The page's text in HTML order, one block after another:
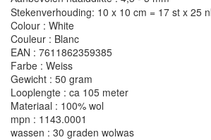
Stekenverhouding: 10 x 10 cm = 17 st x 25
Colour : White
Couleur : Blanc
EAN : 7611862359385
Farbe : Weiss
Gewicht : 50 gram
Looplengte : ca 105 meter
Materiaal : 100% wol
mpn : 1143.0001
wassen : 30 graden wolwas